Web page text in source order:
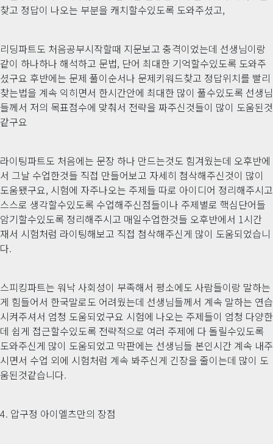
찾고 정답이 나오는 부분을 캐치할수있도록 도와주셨고,
리딩파트도 처음공부시작할때 지문보고 충격이었는데 선생님이랑
같이 하나하나 해석하고 문법, 단어 최대한 기억할수있도록 도와주
셨구요 후반에는 문제 풀이순서나 문제키워드찾고 정답위치를 빨리
찾는법을 계속 익히면서 한시간안에 최대한 많이 풀수있도록 선생님
들께서 저의 목표점수에 맞춰서 전략을 짜주신것들이 많이 도움된것
같구요
라이팅파트도 처음에는 문장 하나 만드는것도 힘겨웠는데 오후반에
서 그날 수업한것들 직접 만들어보고 자세히 첨삭해주신것이 많이
도움됐구요, 시험에 자주나오는 주제들 따로 아이디어 정리해주시고
스스로 생각할수있도록 수업해주신점들이나 주제별로 핵심단어들
암기할수있도록 정리해주시고 매일수업한것들 오후반에서 1시간
재서 시험처럼 라이팅해보고 직접 첨삭해주신게 많이 도움되었습니
다.
스피킹파트는 워낙 사회성이 부족해서 평소에도 사람들이랑 말하는
게 힘들어서 한국말로도 어려웠는데 선생님들께서 계속 말하는 연습
시켜주셔서 엄청 도움되었구요 시험에 나오는 주제들이 엄청 다양한
데 쉽게 접근할수있도록 전략적으로 여러 주제에 다 돌릴수있도록
도와주신게 많이 도움되었고 막판에는 선생님들 본인시간 계속 내주
시면서 수업 외에 시험처럼 계속 봐주신게 긴장을 줄이는데 많이 도
움된것같습니다.
4. 압구정 아이엘츠만의 장점